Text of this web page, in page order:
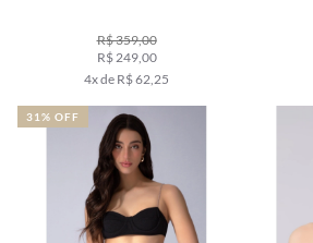
R$ 359,00
R$ 249,00
4x de R$ 62,25
31% OFF